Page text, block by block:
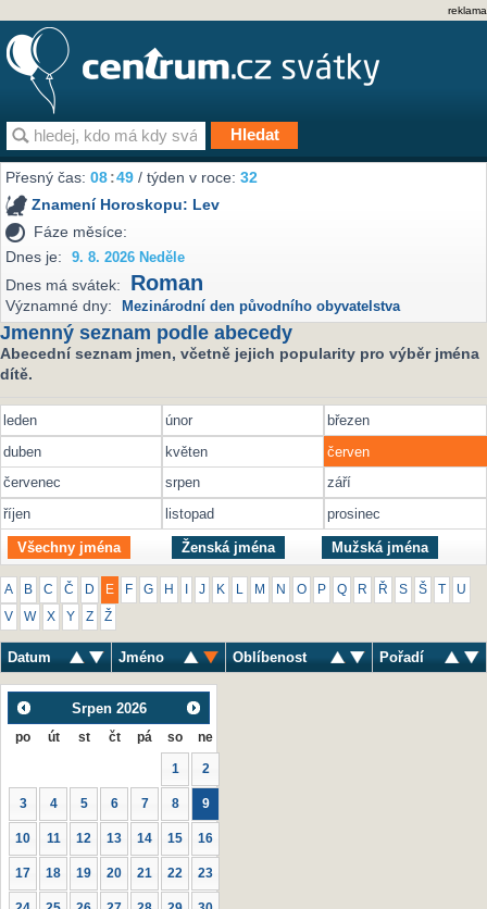
reklama
Přesný čas:08:49 / týden v roce:32
Znamení Horoskopu: Lev
Fáze měsíce:
Dnes je:
9. 8. 2026 Neděle
Dnes má svátek: Roman
Významné dny: Mezinárodní den původního obyvatelstva
Jmenný seznam podle abecedy
Abecední seznam jmen, včetně jejich popularity pro výběr jména
dítě.
leden únor
březen
duben
květen
červen
červenec
srpen
září
říjen
listopad prosinec
Všechny jména Ženská jména Mužská jména
A B C Č D E F G H J K M N O P Q R Ř S Š U
V W X Y Z Ž
Datum Jméno Oblíbenost Pořadí
Srpen 2026
po út st čt pá so ne
1 2
3 4 5 6 7 8 9
10 11 12 13 14 15 16
17 18 19 20 21 22 23